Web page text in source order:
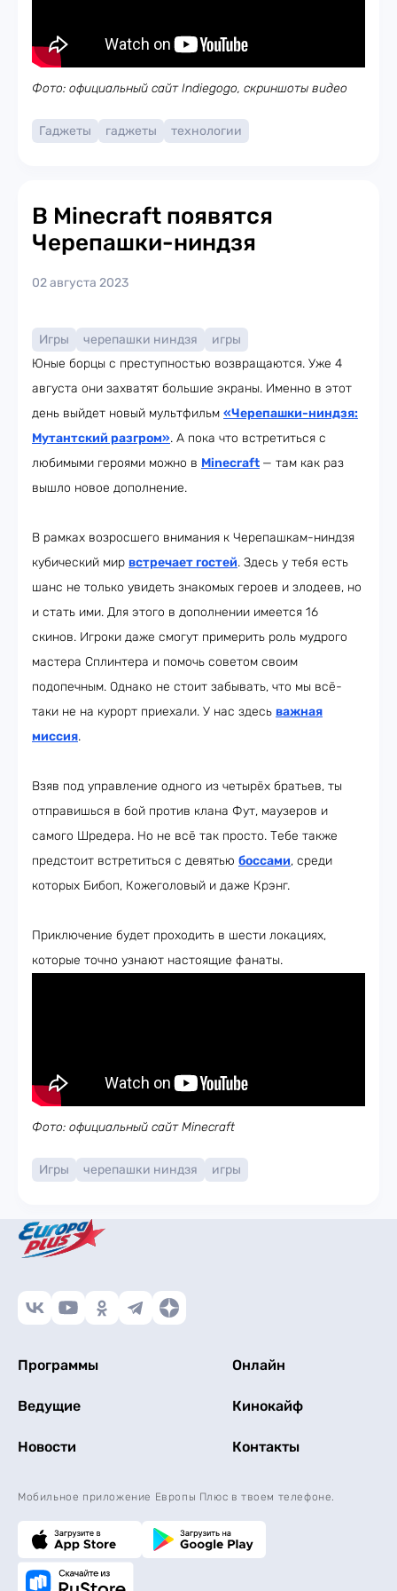
Фото: официальный сайт Indiegogo, скриншоты видео
Гаджеты гаджеты технологии
В Minecraft появятся
Черепашки-ниндзя
02 августа 2023
Игры черепашки ниндзя
игры
Юные борцы с преступностью возвращаются. Уже 4
августа они захватят большие экраны. Именно в этот
день выйдет новый мультфильм «Черепашки-ниндзя:
Мутантский разгром». А пока что встретиться с
любимыми героями можно в Minecraft — там как раз
вышло новое дополнение.
В рамках возросшего внимания к Черепашкам-ниндзя
кубический мир встречает гостей. Здесь у тебя есть
шанс не только увидеть знакомых героев и злодеев, но
и стать ими. Для этого в дополнении имеется 16
скинов. Игроки даже смогут примерить роль мудрого
мастера Сплинтера и помочь советом своим
подопечным. Однако не стоит забывать, что мы всё-
таки не на курорт приехали. У нас здесь важная
миссия.
Взяв под управление одного из четырёх братьев, ты
отправишься в бой против клана Фут, маузеров и
самого Шредера. Но не всё так просто. Тебе также
предстоит встретиться с девятью боссами, среди
которых Бибоп, Кожеголовый и даже Крэнг.
Приключение будет проходить в шести локациях,
которые точно узнают настоящие фанаты.
Фото: официальный сайт Minecraft
Игры черепашки ниндзя игры
Программы Онлайн
Ведущие Кинокайф
Новости Контакты
Мобильное приложение Европы Плюс в твоем телефоне.